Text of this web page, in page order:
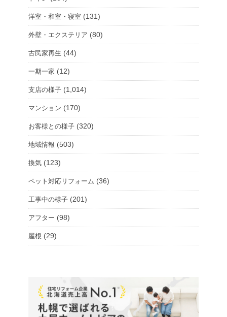
洋室・和室・寝室 (131)
外壁・エクステリア (80)
古民家再生 (44)
一期一家 (12)
支店の様子 (1,014)
マンション (170)
お客様との様子 (320)
地域情報 (503)
換気 (123)
ペット対応リフォーム (36)
工事中の様子 (201)
アフター (98)
屋根 (29)